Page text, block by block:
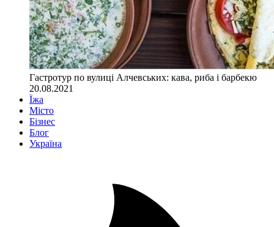
Гастротур по вулиці Алчевських: кава, риба і барбекю
20.08.2021
Їжа
Місто
Бізнес
Блог
Україна